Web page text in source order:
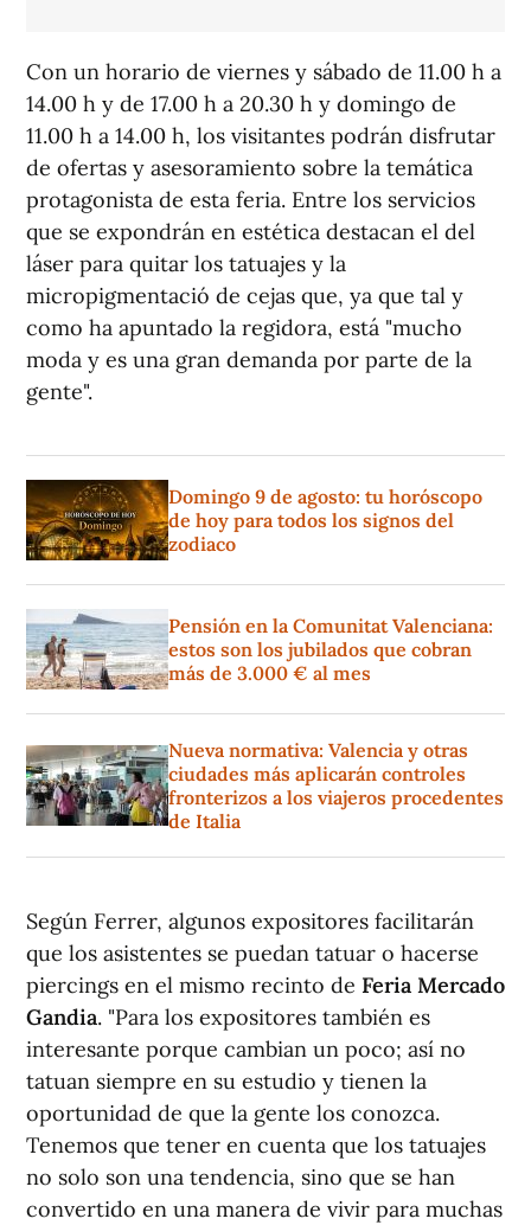
Con un horario de viernes y sábado de 11.00 h a
14.00 h y de 17.00 h a 20.30 h y domingo de
11.00 h a 14.00 h, los visitantes podrán disfrutar
de ofertas y asesoramiento sobre la temática
protagonista de esta feria. Entre los servicios
que se expondrán en estética destacan el del
láser para quitar los tatuajes y la
micropigmentació de cejas que, ya que tal y
como ha apuntado la regidora, está "mucho
moda y es una gran demanda por parte de la
gente".
Domingo 9 de agosto: tu horóscopo
de hoy para todos los signos del
zodiaco
Pensión en la Comunitat Valenciana:
estos son los jubilados que cobran
más de 3.000 € al mes
Nueva normativa: Valencia y otras
ciudades más aplicarán controles
fronterizos a los viajeros procedentes
de Italia
Según Ferrer, algunos expositores facilitarán
que los asistentes se puedan tatuar o hacerse
piercings en el mismo recinto de Feria Mercado
Gandia. "Para los expositores también es
interesante porque cambian un poco; así no
tatuan siempre en su estudio y tienen la
oportunidad de que la gente los conozca.
Tenemos que tener en cuenta que los tatuajes
no solo son una tendencia, sino que se han
convertido en una manera de vivir para muchas